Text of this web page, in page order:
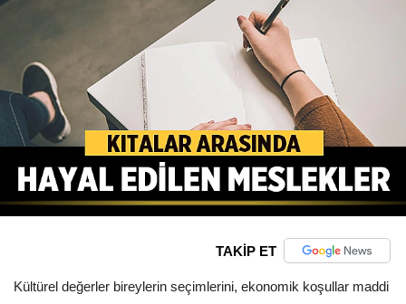
TAKİP ET
Kültürel değerler bireylerin seçimlerini, ekonomik koşullar maddi